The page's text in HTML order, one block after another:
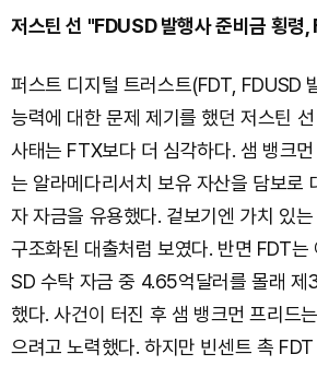
저스틴 선 "FDUSD 발행사 준비금 횡령
퍼스트 디지털 트러스트(FDT, FDUSD
능력에 대한 문제 제기를 했던 저스틴
사태는 FTX보다 더 심각하다. 샘 뱅크
는 알라메다리서치 보유 자산을 담보로
자 자금을 유용했다. 겉보기엔 가치 있
구조화된 대출처럼 보였다. 반면 FDT
SD 수탁 자금 중 4.65억달러를 몰래 제
했다. 사건이 터진 후 샘 뱅크먼 프리드
으려고 노력했다. 하지만 빈센트 촉